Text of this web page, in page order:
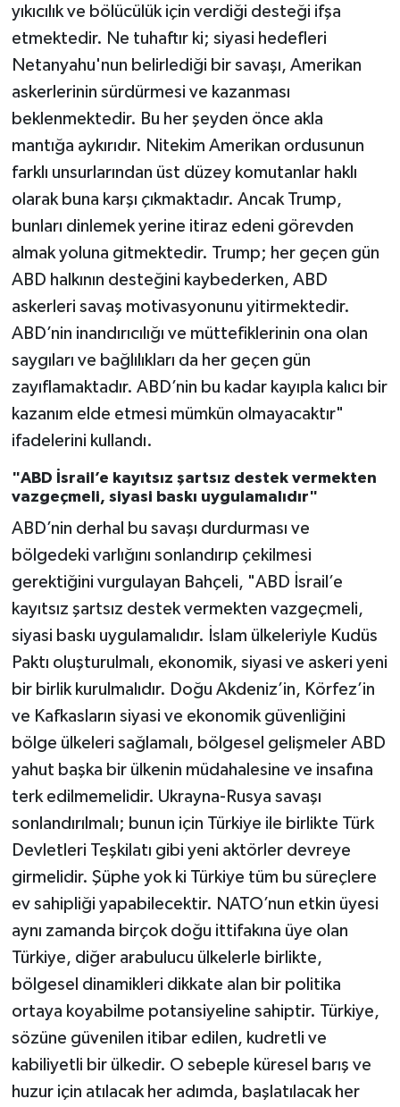
yıkıcılık ve bölücülük için verdiği desteği ifşa
etmektedir. Ne tuhaftır ki; siyasi hedefleri
Netanyahu'nun belirlediği bir savaşı, Amerikan
askerlerinin sürdürmesi ve kazanması
beklenmektedir. Bu her şeyden önce akla
mantığa aykırıdır. Nitekim Amerikan ordusunun
farklı unsurlarından üst düzey komutanlar haklı
olarak buna karşı çıkmaktadır. Ancak Trump,
bunları dinlemek yerine itiraz edeni görevden
almak yoluna gitmektedir. Trump; her geçen gün
ABD halkının desteğini kaybederken, ABD
askerleri savaş motivasyonunu yitirmektedir.
ABD’nin inandırıcılığı ve müttefiklerinin ona olan
saygıları ve bağlılıkları da her geçen gün
zayıflamaktadır. ABD’nin bu kadar kayıpla kalıcı bir
kazanım elde etmesi mümkün olmayacaktır"
ifadelerini kullandı.
"ABD İsrail’e kayıtsız şartsız destek vermekten
vazgeçmeli, siyasi baskı uygulamalıdır"
ABD’nin derhal bu savaşı durdurması ve
bölgedeki varlığını sonlandırıp çekilmesi
gerektiğini vurgulayan Bahçeli, "ABD İsrail’e
kayıtsız şartsız destek vermekten vazgeçmeli,
siyasi baskı uygulamalıdır. İslam ülkeleriyle Kudüs
Paktı oluşturulmalı, ekonomik, siyasi ve askeri yeni
bir birlik kurulmalıdır. Doğu Akdeniz’in, Körfez’in
ve Kafkasların siyasi ve ekonomik güvenliğini
bölge ülkeleri sağlamalı, bölgesel gelişmeler ABD
yahut başka bir ülkenin müdahalesine ve insafına
terk edilmemelidir. Ukrayna-Rusya savaşı
sonlandırılmalı; bunun için Türkiye ile birlikte Türk
Devletleri Teşkilatı gibi yeni aktörler devreye
girmelidir. Şüphe yok ki Türkiye tüm bu süreçlere
ev sahipliği yapabilecektir. NATO’nun etkin üyesi
aynı zamanda birçok doğu ittifakına üye olan
Türkiye, diğer arabulucu ülkelerle birlikte,
bölgesel dinamikleri dikkate alan bir politika
ortaya koyabilme potansiyeline sahiptir. Türkiye,
sözüne güvenilen itibar edilen, kudretli ve
kabiliyetli bir ülkedir. O sebeple küresel barış ve
huzur için atılacak her adımda, başlatılacak her